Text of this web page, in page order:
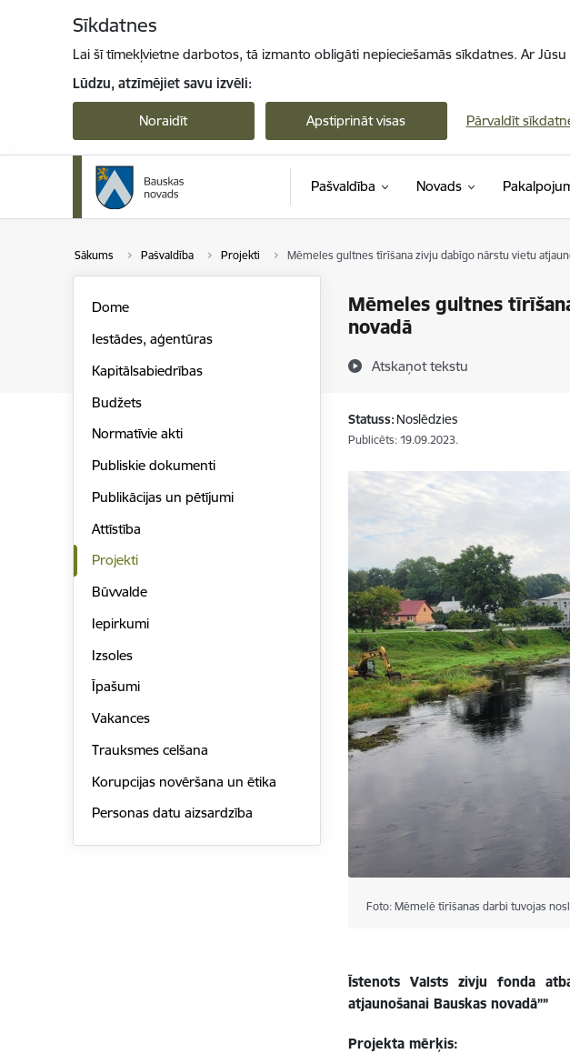
Sīkdatnes
Lai šī tīmekļvietne darbotos, tā izmanto obligāti nepieciešamās sīkdatnes. Ar
Lūdzu, atzīmējiet savu izvēli:
Noraidīt Apstiprināt visas Pārvaldīt
Pašvaldība Novads
Sākums Pašvaldība Projekti Mēmeles gultnes tīrīšana zivju dabīgo nārstu vietu
Mēmeles gultnes
novadā
Atskaņot tekstu
Dome
Iestādes, aģentūras
Kapitālsabiedrības
Budžets
Normatīvie akti
Publiskie dokumenti
Publikācijas un pētījumi
Attīstība
Projekti
Būvvalde
Iepirkumi
Izsoles
Īpašumi
Vakances
Trauksmes celšana
Korupcijas novēršana un ētika
Personas datu aizsardzība
Statuss: Noslēdzies
Publicēts: 19.09.2023.
Foto: Mēmelē tīrīšanas darbi tuvojas
ĪstenotsValsts zivju fonda
atjaunošanai Bauskas novadā””
Projekta mērķis: